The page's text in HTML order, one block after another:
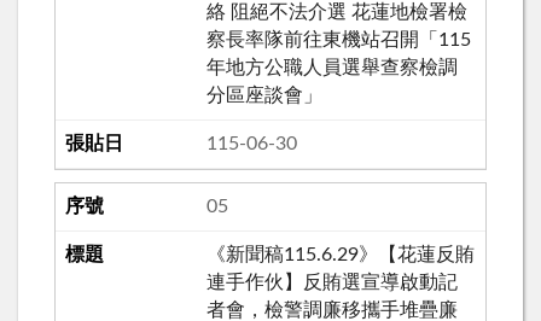
絡 阻絕不法介選 花蓮地檢署檢
察長率隊前往東機站召開「115
年地方公職人員選舉查察檢調
分區座談會」
115-06-30
05
《新聞稿115.6.29》【花蓮反賄
連手作伙】反賄選宣導啟動記
者會，檢警調廉移攜手堆疊廉